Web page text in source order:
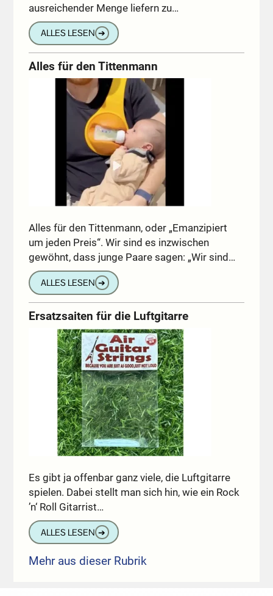
ausreichender Menge liefern zu…
ALLES LESEN ➔
Alles für den Tittenmann
Alles für den Tittenmann, oder „Emanzipiert
um jeden Preis“. Wir sind es inzwischen
gewöhnt, dass junge Paare sagen: „Wir sind…
ALLES LESEN ➔
Ersatzsaiten für die Luftgitarre
Es gibt ja offenbar ganz viele, die Luftgitarre
spielen. Dabei stellt man sich hin, wie ein Rock
’n‘ Roll Gitarrist…
ALLES LESEN ➔
Mehr aus dieser Rubrik